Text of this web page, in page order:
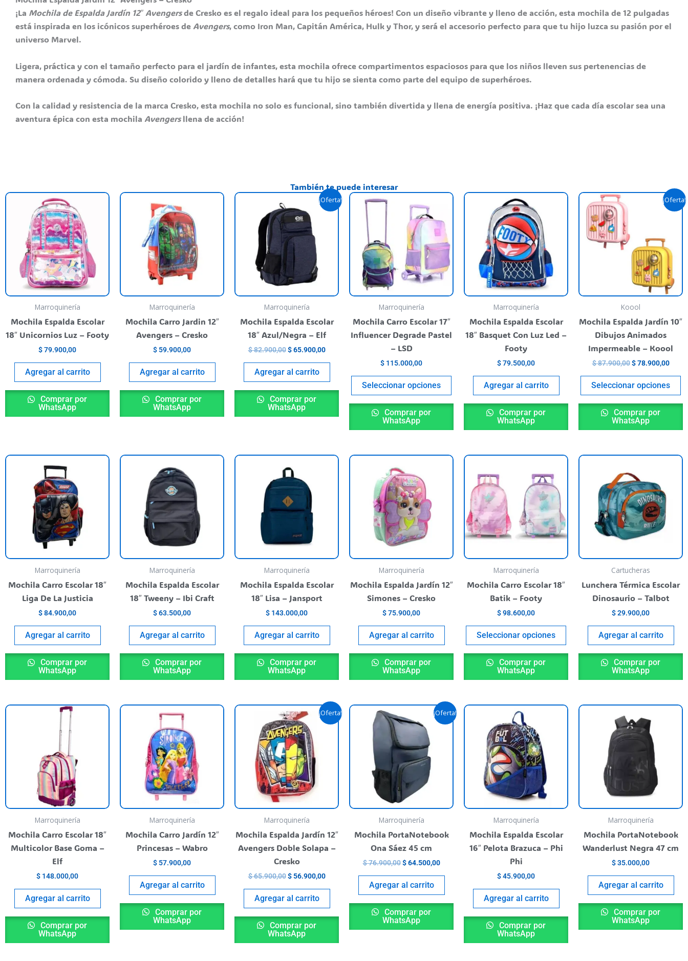
¡La Mochila de Espalda Jardín 12″ Avengersde Cresko es el regalo ideal para los pequeños héroes! Con un diseño vibrante y lleno de acción, esta mochila de 12 pulgadas
está inspirada en los icónicos superhéroes de Avengers, como Iron Man, Capitán América, Hulk y Thor, y será el accesorio perfecto para que tu hijo luzca su pasión por el
universo Marvel.
Ligera, práctica y con el tamaño perfecto para el jardín de infantes, esta mochila ofrece compartimentos espaciosos para que los niños lleven sus pertenencias de
manera ordenada y cómoda. Su diseño colorido y lleno de detalles hará que tu hijo se sienta como parte del equipo de superhéroes.
Con la calidad y resistencia de la marca Cresko, esta mochila no solo es funcional, sino también divertida y llena de energía positiva. ¡Haz que cada día escolar sea una
aventura épica con esta mochila Avengersllena de acción!
También te puede interesar
Marroquinería
Mochila Espalda Escolar
18″ Unicornios Luz – Footy
$79.900,00
Agregar al carrito
Comprar por
WhatsApp
Marroquinería
Mochila Carro Jardin 12″
Avengers – Cresko
$ 59.900,00
Agregar al carrito
Comprar por
WhatsApp
¡Oferta!
Marroquinería
Mochila Espalda Escolar
18″ Azul/Negra – Elf
$82.900,00
Original
was:
$ 82.900,00.
$65.900,00
Current
price
is:
Agregar al carrito
Comprar por
WhatsApp
Marroquinería
Mochila Carro Escolar 17″
Influencer Degrade Pastel
– LSD
$ 115.000,00
Seleccionar opciones
This
variants.
options
may
chosen
on
Comprar por
WhatsApp
Marroquinería
Mochila Espalda Escolar
18″ Basquet Con Luz Led –
Footy
$79.500,00
Agregar al carrito
Comprar por
WhatsApp
¡Oferta!
Koool
Mochila Espalda Jardín 10″
Dibujos Animados
Impermeable – Koool
$87.900,00
Original
$78.900,00
price
is:
Seleccionar opciones
Comprar por
WhatsApp
Marroquinería
Mochila Carro Escolar 18″
Liga De La Justicia
$84.900,00
Agregar al carrito
Comprar por
WhatsApp
Marroquinería
Mochila Espalda Escolar
18″ Tweeny – Ibi Craft
$63.500,00
Agregar al carrito
Comprar por
WhatsApp
Marroquinería
Mochila Espalda Escolar
18″ Lisa – Jansport
$ 143.000,00
Agregar al carrito
Comprar por
WhatsApp
Marroquinería
Mochila Espalda Jardín 12″
Simones – Cresko
$75.900,00
Agregar al carrito
Comprar por
WhatsApp
Marroquinería
Mochila Carro Escolar 18″
Batik – Footy
$98.600,00
Seleccionar opciones
This
variants.
options
may
chosen
Comprar por
WhatsApp
Cartucheras
Lunchera Térmica Escolar
Dinosaurio – Talbot
$29.900,00
Agregar al carrito
Comprar por
WhatsApp
Marroquinería
Mochila Carro Escolar 18″
Multicolor Base Goma –
Elf
$ 148.000,00
Agregar al carrito
Comprar por
WhatsApp
Marroquinería
Mochila Carro Jardín 12″
Princesas – Wabro
$ 57.900,00
Agregar al carrito
Comprar por
WhatsApp
¡Oferta!
Marroquinería
Mochila Espalda Jardín 12″
Avengers Doble Solapa –
Cresko
$65.900,00
Original
price
was:
$ 65.900,00.
$56.900,00
Current
price
is:
Agregar al carrito
Comprar por
WhatsApp
¡Oferta!
Marroquinería
Mochila PortaNotebook
Ona Sáez 45 cm
$76.900,00
Original
price
was:
$ 76.900,00.
$64.500,00
Current
price
is:
Agregar al carrito
Comprar por
WhatsApp
Marroquinería
Mochila Espalda Escolar
16″ Pelota Brazuca – Phi
Phi
$45.900,00
Agregar al carrito
Comprar por
WhatsApp
Marroquinería
Mochila PortaNotebook
Wanderlust Negra 47 cm
$35.000,00
Agregar al carrito
Comprar por
WhatsApp